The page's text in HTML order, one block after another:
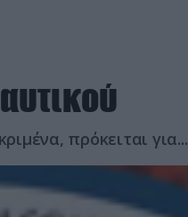
πρόκειται για...